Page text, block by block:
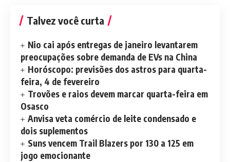
Talvez você curta
Nio cai após entregas de janeiro levantarem
preocupações sobre demanda de EVs na China
Horóscopo: previsões dos astros para quarta-
feira, 4 de fevereiro
Trovões e raios devem marcar quarta-feira em
Osasco
Anvisa veta comércio de leite condensado e
dois suplementos
Suns vencem Trail Blazers por 130 a 125 em
jogo emocionante